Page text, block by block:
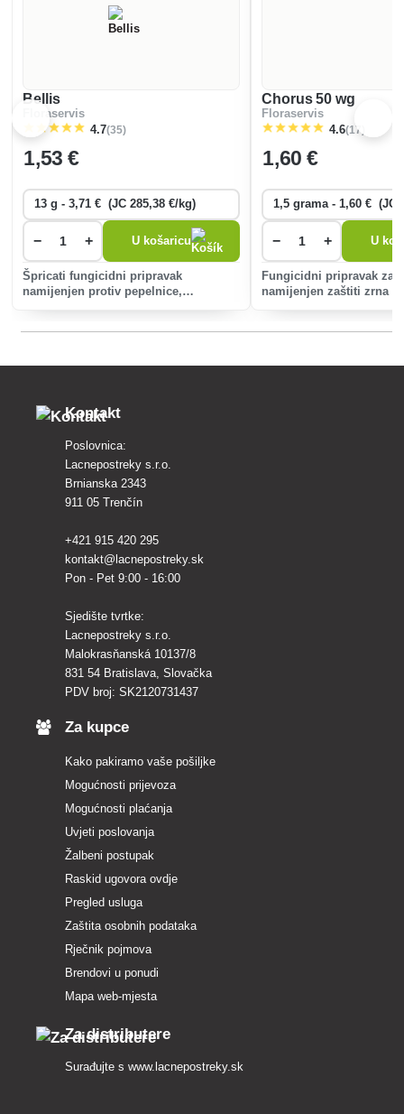
Bellis
Floraservis
4.7(35)
1,53 €
− + U košaricu
Špricati fungicidni pripravak
namijenjen protiv pepelnice,
Chorus 50 wg
Floraservis
4.6(17)
1,60 €
− + U
Fungicidni pripravak za
namijenjen zaštiti zrna
Kontakt
Poslovnica:
Lacnepostreky s.r.o.
Brnianska 2343
911 05 Trenčín
+421 915 420 295
kontakt@lacnepostreky.sk
Pon - Pet 9:00 - 16:00
Sjedište tvrtke:
Lacnepostreky s.r.o.
Malokrasňanská 10137/8
831 54 Bratislava, Slovačka
PDV broj: SK2120731437
Za kupce
Kako pakiramo vaše pošiljke
Mogućnosti prijevoza
Mogućnosti plaćanja
Uvjeti poslovanja
Žalbeni postupak
Raskid ugovora ovdje
Pregled usluga
Zaštita osobnih podataka
Rječnik pojmova
Brendovi u ponudi
Mapa web-mjesta
Za distributere
Surađujte s www.lacnepostreky.sk